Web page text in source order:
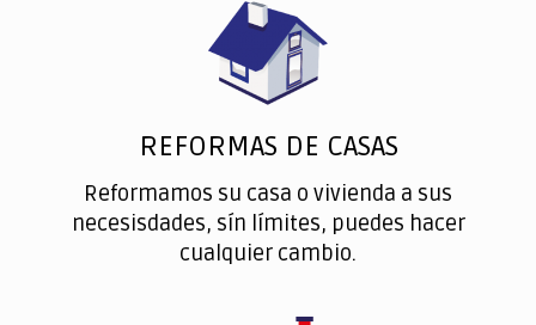
REFORMAS DE CASAS
Reformamos su casa o vivienda a sus
necesisdades, sín límites, puedes hacer
cualquier cambio.